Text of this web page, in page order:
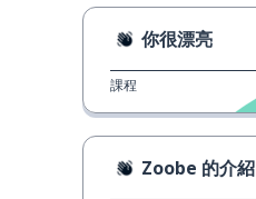
你很漂亮
課程
Zoobe 的介紹